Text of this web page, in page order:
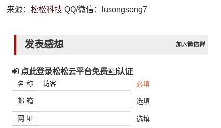
来源：松松科技 QQ/微信：lusongsong7
发表感想 加入微信群
点此登录松松云平台免费 认证
名 称 必填
邮 箱 选填
网 址 选填